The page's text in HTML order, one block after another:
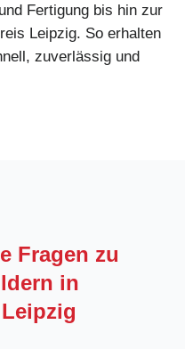
Fertigung bis hin zur
Leipzig. So erhalten
zuverlässig und
Fragen zu
in